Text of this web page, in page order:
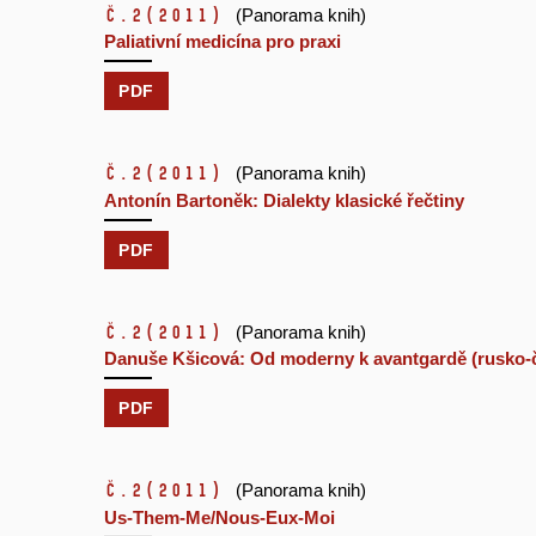
č.2 (2011)
(Panorama knih)
Paliativní medicína pro praxi
PDF
č.2 (2011)
(Panorama knih)
Antonín Bartoněk: Dialekty klasické řečtiny
PDF
č.2 (2011)
(Panorama knih)
Danuše Kšicová: Od moderny k avantgardě
PDF
č.2 (2011)
(Panorama knih)
Us-Them-Me/Nous-Eux-Moi